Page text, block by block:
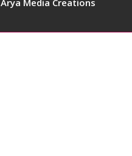
Arya Media Creations